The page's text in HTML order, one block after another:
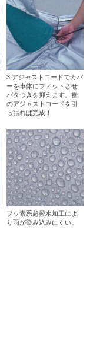
3.アジャストコードでカバ
ーを車体にフィットさせ
バタつきを抑えます。裾
のアジャストコードを引
っ張れば完成！
フッ素系超撥水加工によ
り雨が染み込みにくい。